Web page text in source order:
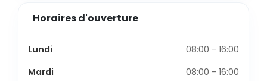
Horaires d'ouverture
Lundi
08:00 - 16:00
Mardi
08:00 - 16:00